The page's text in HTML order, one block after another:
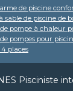
de piscine
sable de piscine de
pompe à chaleur
pompes pour
places
Pisciniste